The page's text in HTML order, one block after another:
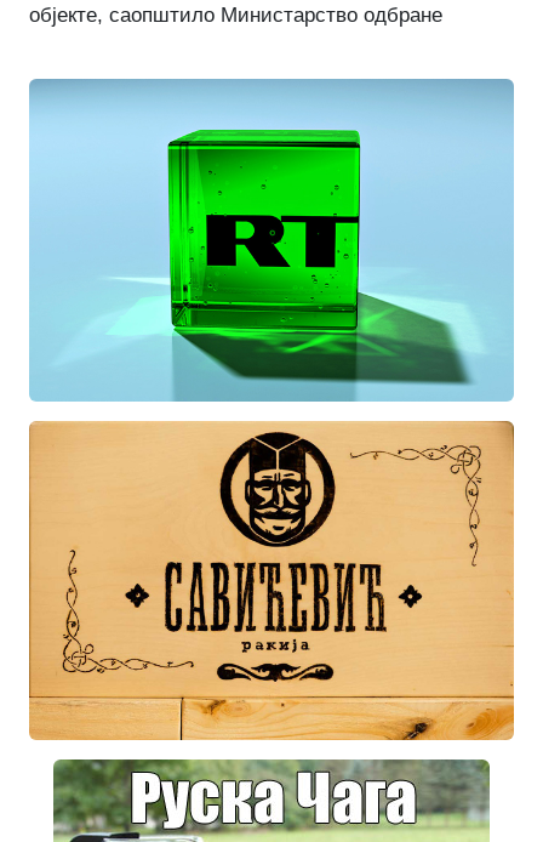
објекте, саопштило Министарство одбране